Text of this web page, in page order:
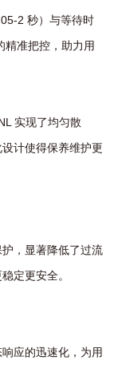
2 秒）与等待时
精准把控，助力用
实现了均匀散
计使得保养维护更
，显著降低了过流
定更安全。
应的迅速化，为用